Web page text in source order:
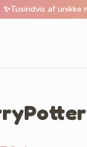
af unikke motive